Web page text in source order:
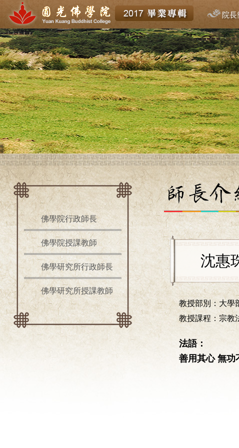
院長
佛學院行政師長
佛學院授課教師
佛學研究所行政師長
佛學研究所授課教師
沈惠
教授部別：大學
教授課程：宗教
法語：
善用其心 無功